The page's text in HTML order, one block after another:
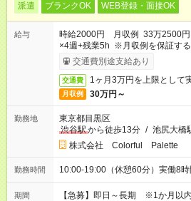
派遣 ブランクOK WEB登録・面接OK
給与
時給2000円 月収例 33万2500円
×4週+残業5h ※月収例を保証す
即受取りサービス利用可（利用条
交通費別途支給あり
交通費 1ヶ月3万円を上限として
月収例 30万円～
勤務地
東京都目黒区
渋谷駅から徒歩13分 / 池尻大橋
株式会社 Colorful Palette
勤務時間 10:00-19:00（休憩60分）実働8時
期間
【急募】即日～長期 ※1か月以